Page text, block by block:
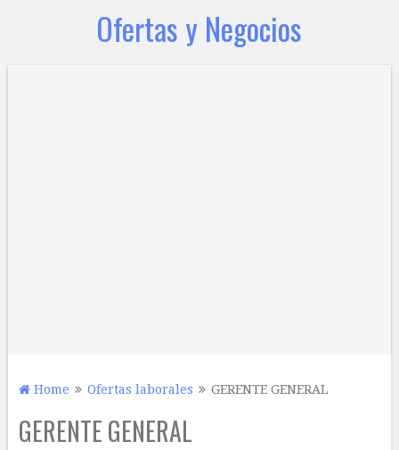
Ofertas y Negocios
Home Ofertas laborales GERENTE GENERAL
GERENTE GENERAL